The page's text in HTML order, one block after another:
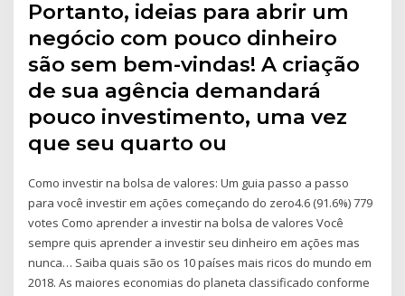
Portanto, ideias para abrir um
negócio com pouco dinheiro
são sem bem-vindas! A criação
de sua agência demandará
pouco investimento, uma vez
que seu quarto ou
Como investir na bolsa de valores: Um guia passo a passo
para você investir em ações começando do zero4.6 (91.6%) 779
votes Como aprender a investir na bolsa de valores Você
sempre quis aprender a investir seu dinheiro em ações mas
nunca… Saiba quais são os 10 países mais ricos do mundo em
2018. As maiores economias do planeta classificado conforme